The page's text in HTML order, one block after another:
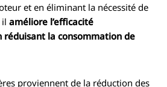
et en éliminant la nécessité de
il améliore l’efficacité
réduisant la consommation de
proviennent de la réduction des